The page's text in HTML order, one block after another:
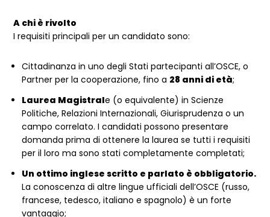
A chi è rivolto
I requisiti principali per un candidato sono:
Cittadinanza in uno degli Stati partecipanti all’OSCE, o
Partner per la cooperazione, fino a 28 anni di età;
Laurea Magistrale (o equivalente) in Scienze
Politiche, Relazioni Internazionali, Giurisprudenza o un
campo correlato. I candidati possono presentare
domanda prima di ottenere la laurea se tutti i requisiti
per il loro ma sono stati completamente completati;
Un ottimo inglese scritto e parlato è obbligatorio.
La conoscenza di altre lingue ufficiali dell’OSCE (russo,
francese, tedesco, italiano e spagnolo) è un forte
vantaggio;